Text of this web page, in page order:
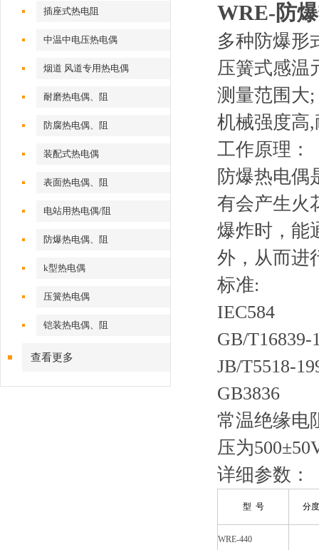
插座式热电阻
中温中电压热电偶
烟道 风道专用热电偶
耐磨热电偶、阻
防腐热电偶、阻
装配式热电偶
表面热电偶、阻
电站用热电偶/阻
防爆热电偶、阻
k型热电偶
压簧热电偶
铠装热电偶、阻
查看更多
WRE-防
多种防爆形
压簧式感温
测量范围大;
机械强度高,
工作原理：
防爆热电偶
有会产生火
爆炸时，能
外，从而进
标准:
IEC584
GB/T16839-
JB/T5518-
GB3836
常温绝缘电
压为500±
详细参数：
型 号 分
WRE-440